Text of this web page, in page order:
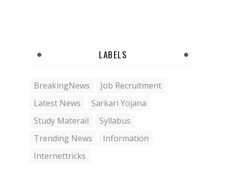
LABELS
BreakingNews
Job Recruitment
Latest News
Sarkari Yojana
Study Materail
Syllabus
Trending News
Information
Internettricks